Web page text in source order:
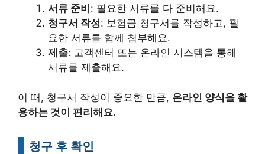
서류 준비 : 필요한 서류를 다 준비해요.
청구서 작성: 보험금 청구서를 작성하고, 필
요한 서류를 함께 첨부해요.
제출: 고객센터 또는 온라인 시스템을 통해
서류를 제출해요.
이 때, 청구서 작성이 중요한 만큼, 온라인 양식을 활
용하는 것이 편리해요.
청구 후 확인